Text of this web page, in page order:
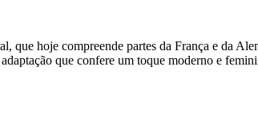
que hoje compreende partes da França e da
que confere um toque moderno e